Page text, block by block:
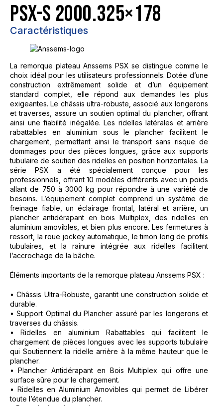
PSX-S 2000.325×178
Caractéristiques
La remorque plateau Anssems PSX se distingue comme le
choix idéal pour les utilisateurs professionnels. Dotée d’une
construction extrêmement solide et d’un équipement
standard complet, elle répond aux demandes les plus
exigeantes. Le châssis ultra-robuste, associé aux longerons
et traverses, assure un soutien optimal du plancher, offrant
ainsi une fiabilité inégalée. Les ridelles latérales et arrière
rabattables en aluminium sous le plancher facilitent le
chargement, permettant ainsi le transport sans risque de
dommages pour des pièces longues, grâce aux supports
tubulaire de soutien des ridelles en position horizontales. La
série PSX a été spécialement conçue pour les
professionnels, offrant 10 modèles différents avec un poids
allant de 750 à 3000 kg pour répondre à une variété de
besoins. L’équipement complet comprend un système de
freinage fiable, un éclairage frontal, latéral et arrière, un
plancher antidérapant en bois Multiplex, des ridelles en
aluminium amovibles, et bien plus encore. Les fermetures à
ressort, la roue jockey automatique, le timon long de profils
tubulaires, et la rainure intégrée aux ridelles facilitent
l’accrochage de la bâche.
Éléments importants de la remorque plateau Anssems PSX :
• Châssis Ultra-Robuste, garantit une construction solide et
durable.
• Support Optimal du Plancher assuré par les longerons et
traverses du châssis.
• Ridelles en aluminium Rabattables qui facilitent le
chargement de pièces longues avec les supports tubulaire
qui Soutiennent la ridelle arrière à la même hauteur que le
plancher.
• Plancher Antidérapant en Bois Multiplex qui offre une
surface sûre pour le chargement.
• Ridelles en Aluminium Amovibles qui permet de Libérer
toute l’étendue du plancher.